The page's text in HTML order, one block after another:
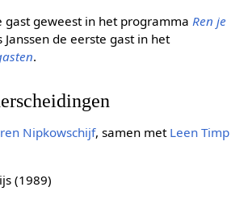
gast geweest in het programma Ren je
de eerste gast in het
.
Nipkowschijf, samen met Leen Timp
(1989)